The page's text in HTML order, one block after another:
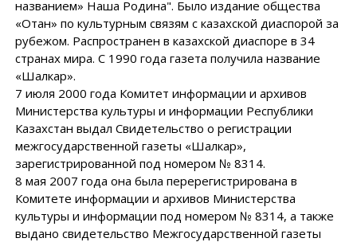
названием» Наша Родина". Было издание общества
«Отан» по культурным связям с казахской диаспорой за
рубежом. Распространен в казахской диаспоре в 34
странах мира. С 1990 года газета получила название
«Шалкар».
7 июля 2000 года Комитет информации и архивов
Министерства культуры и информации Республики
Казахстан выдал Свидетельство о регистрации
межгосударственной газеты «Шалкар»,
зарегистрированной под номером № 8314.
8 мая 2007 года она была перерегистрирована в
Комитете информации и архивов Министерства
культуры и информации под номером № 8314, а также
выдано свидетельство Межгосударственной газеты